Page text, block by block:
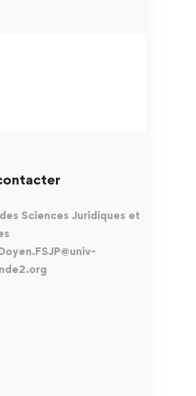
Sciences Juridiques et